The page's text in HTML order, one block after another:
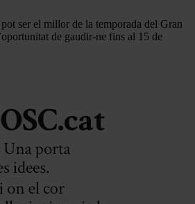
ser el millor de la temporada del Gran
de gaudir-ne fins al 15 de